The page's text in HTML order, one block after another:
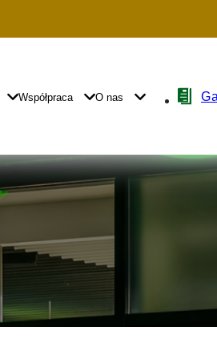
Współpraca O nas
Nawigacja